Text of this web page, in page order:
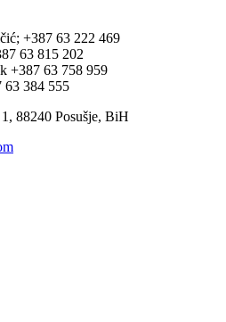
+387 63 222 469
63 815 202
+387 63 758 959
63 384 555
88240 Posušje, BiH